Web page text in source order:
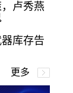
卢秀燕
库存告
更多